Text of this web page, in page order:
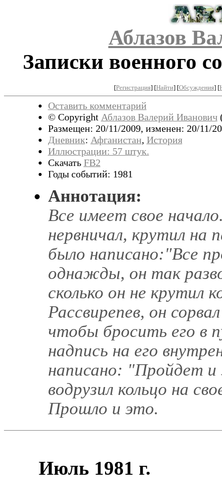
Аблазов
Записки военного
[Регистрация] [Найти] [Обсуждения] [
Оставить комментарий
© Copyright Аблазов Валерий Иванович
Размещен: 20/11/2009, изменен: 20/11/
Дневник: Афганистан, История
Иллюстрации: 57 штук.
Скачать FB2
Годы событий: 1981
Аннотация:
Все имеет свое
нервничал, крутил на
было написано:"Все
однажды, он так
сколько он не крутил
Рассвирепев, он
чтобы бросить его в
надпись на его
написано: "Пройдет и
водрузил кольцо на
Прошло и это.
Июль 1981 г.